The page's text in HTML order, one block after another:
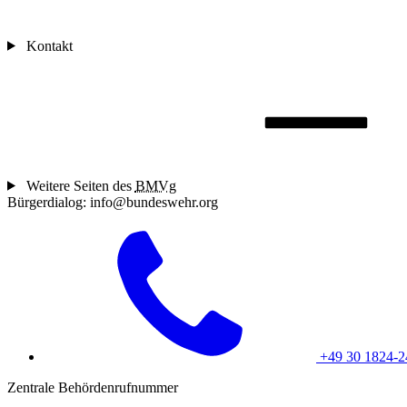
Kontakt
Weitere Seiten des BMVg
Bürgerdialog: info@bundeswehr.org
+49 30 1824-
Zentrale Behördenrufnummer